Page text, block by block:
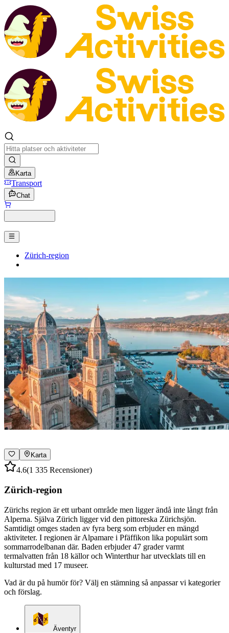
Karta
Transport
Chat
Zürich-region
Karta
4.6(1 335 Recensioner)
Zürich-region
Zürichs region är ett urbant område men ligger ändå inte långt från
Alperna. Själva Zürich ligger vid den pittoreska Zürichsjön.
Samtidigt omges staden av fyra berg som erbjuder en mängd
aktiviteter. I regionen är Alpamare i Pfäffikon lika populärt som
sommarrodelbanan där. Baden erbjuder 47 grader varmt
termalvatten från 18 källor och Winterthur har utvecklats till en
kulturstad med 17 museer.
Vad är du på humör för? Välj en stämning så anpassar vi kategorier
och förslag.
Äventyr